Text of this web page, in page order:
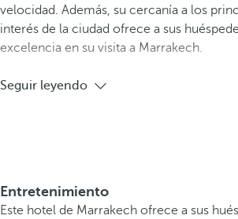
velocidad. Además, su cercanía a los
interés de la ciudad ofrece a sus
excelencia en su visita a Marrakech.
Seguir leyendo
Entretenimiento
Este hotel de Marrakech ofrece a sus